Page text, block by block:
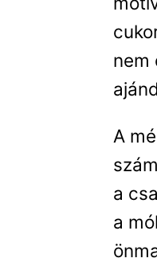
nem
A
a
a